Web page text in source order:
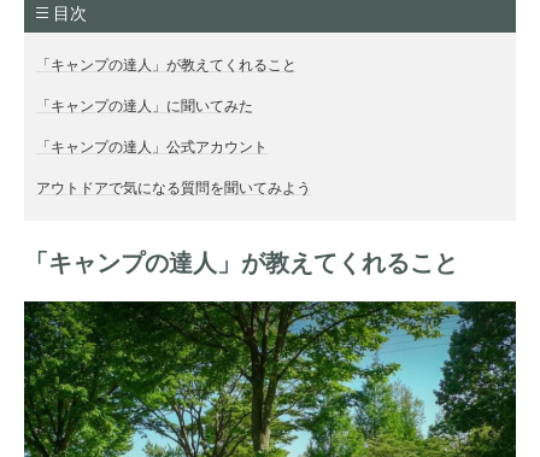
目次
「キャンプの達人」が教えてくれること
「キャンプの達人」に聞いてみた
「キャンプの達人」公式アカウント
アウトドアで気になる質問を聞いてみよう
「キャンプの達人」が教えてくれること